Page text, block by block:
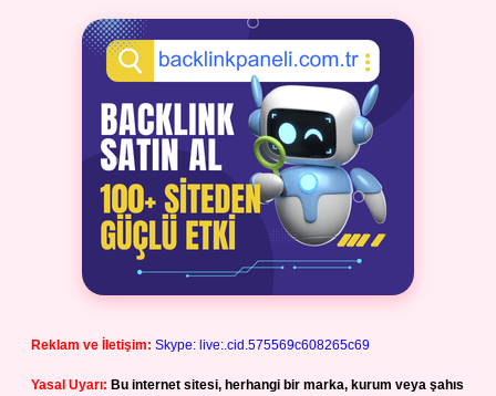
Reklam ve İletişim: Skype: live:.cid.575569c608265c69
Yasal Uyarı: Bu internet sitesi, herhangi bir marka, kurum veya şahıs